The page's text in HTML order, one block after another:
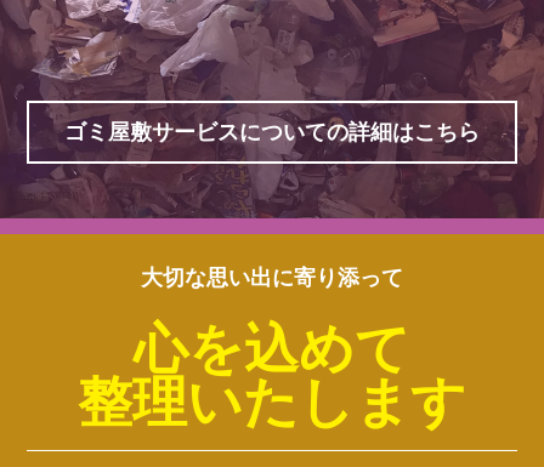
ゴミ屋敷サービスについての詳細はこちら
大切な思い出に寄り添って
心を込めて
整理いたします